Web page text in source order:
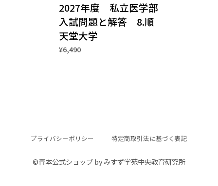
2027年度 私立医学部
入試問題と解答 8.順
天堂大学
¥6,490
プライバシーポリシー 特定商取引法に基づく表記
©︎青本公式ショップ by みすず学苑中央教育研究所